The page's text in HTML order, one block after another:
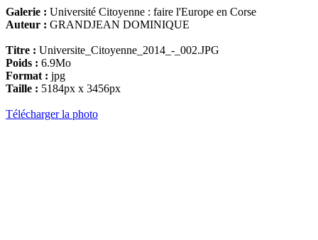
Galerie : Université Citoyenne : faire l'Europe en Corse
Auteur : GRANDJEAN DOMINIQUE
Titre : Universite_Citoyenne_2014_-_002.JPG
Poids : 6.9Mo
Format : jpg
Taille : 5184px x 3456px
Télécharger la photo